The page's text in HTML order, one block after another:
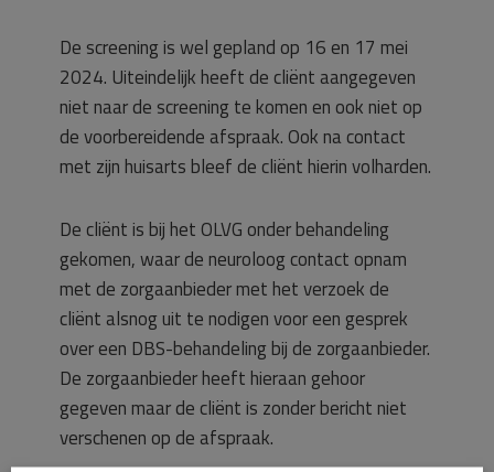
De screening is wel gepland op 16 en 17 mei
2024. Uiteindelijk heeft de cliënt aangegeven
niet naar de screening te komen en ook niet op
de voorbereidende afspraak. Ook na contact
met zijn huisarts bleef de cliënt hierin volharden.
De cliënt is bij het OLVG onder behandeling
gekomen, waar de neuroloog contact opnam
met de zorgaanbieder met het verzoek de
cliënt alsnog uit te nodigen voor een gesprek
over een DBS-behandeling bij de zorgaanbieder.
De zorgaanbieder heeft hieraan gehoor
gegeven maar de cliënt is zonder bericht niet
verschenen op de afspraak.